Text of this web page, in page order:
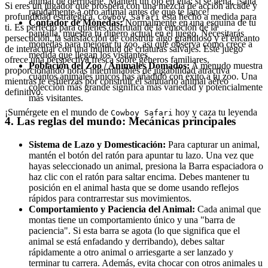
Si eres un jugador que prospera con una mezcla de acción arcade y
profundidad estratégica,Cowboy Safari está hecho a medida para
ti. Es perfecto para quienes disfrutan de la emoción de la
persecución, la satisfacción de construir algo grandioso y el encanto
de interactuar con una multitud de criaturas salvajes. Este juego
ofrece una perspectiva fresca sobre géneros familiares,
proporcionando horas interminables de jugabilidad atractiva
mientras te esfuerzas por construir el santuario animal aéreo
definitivo.
¡Sumérgete en el mundo de Cowboy Safari hoy y caza tu leyenda
rápidamente a otro animal antes de que te lance!
Contador de Monedas:Normalmente en una esquina de tu
pantalla, muestra tu dinero actual en el juego. Necesitarás
monedas para mejorar tu zoo, así que observa cómo crece a
medida que llegan los visitantes.
Población del Zoo / Animales Domados:A menudo muestra
cuántos animales únicos has añadido con éxito a tu zoo. Una
colección más grande significa más variedad y potencialmente
más visitantes.
4. Las reglas del mundo: Mecánicas principales
Sistema de Lazo y Domesticación: Para capturar un animal,
mantén el botón del ratón para apuntar tu lazo. Una vez que
hayas seleccionado un animal, presiona la Barra espaciadora o
haz clic con el ratón para saltar encima. Debes mantener tu
posición en el animal hasta que se dome usando reflejos
rápidos para contrarrestar sus movimientos.
Comportamiento y Paciencia del Animal: Cada animal que
montas tiene un comportamiento único y una "barra de
paciencia". Si esta barra se agota (lo que significa que el
animal se está enfadando y derribando), debes saltar
rápidamente a otro animal o arriesgarte a ser lanzado y
terminar tu carrera. Además, evita chocar con otros animales u